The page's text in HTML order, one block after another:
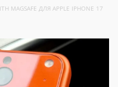
MAGSAFE ДЛЯ APPLE IPHONE 17